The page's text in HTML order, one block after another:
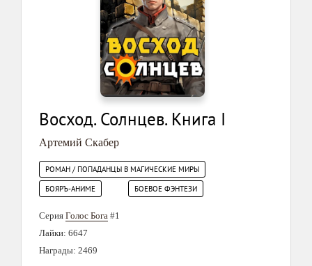
Восход. Солнцев. Книга I
Артемий Скабер
РОМАН / ПОПАДАНЦЫ В МАГИЧЕСКИЕ МИРЫ
БОЯРЪ-АНИМЕ
БОЕВОЕ ФЭНТЕЗИ
Серия Голос Бога #1
Лайки: 6647
Награды: 2469